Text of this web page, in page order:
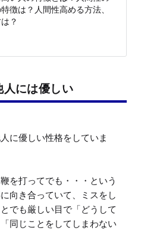
徴は？人間性高める方法、
？
人には優しい
に優しい性格をしていま
を打ってでも・・・という
向き合っていて、ミスをし
でも厳しい目で「どうして
同じことをしてしまわない